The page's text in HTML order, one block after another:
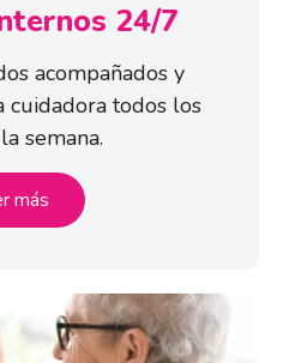
24/7
acompañados y
cuidadora todos los
semana.
más